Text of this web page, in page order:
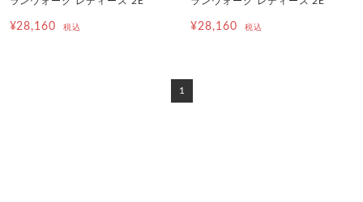
¥28,160 税込 ¥28,160 税込
1